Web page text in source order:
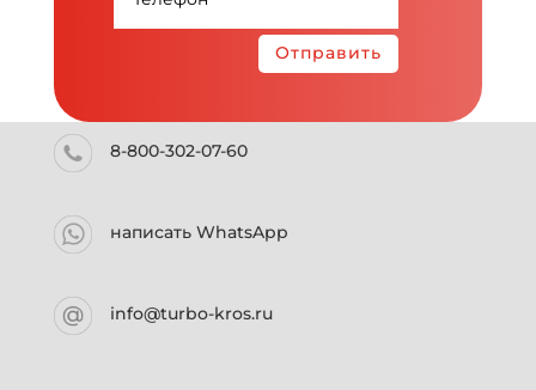
Отправить
8-800-302-07-60
написать WhatsApp
info@turbo-kros.ru